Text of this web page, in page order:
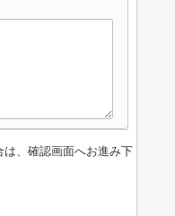
、確認画面へお進み下